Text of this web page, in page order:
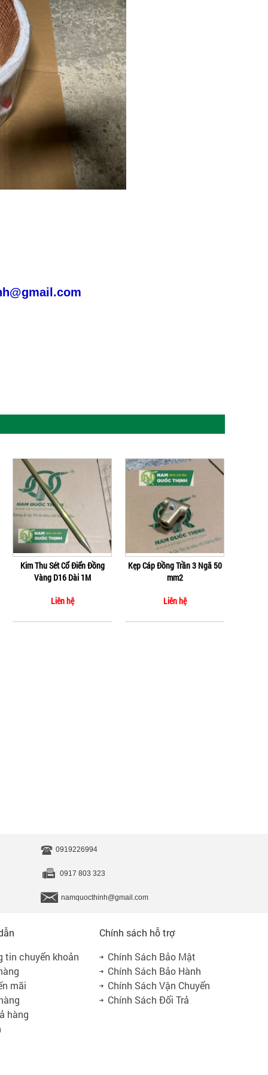
Kim Thu Sét Cổ Điển Đồng
Vàng D16 Dài 1M
Liên hệ
Kẹp Cáp Đồng Trần 3 Ngã 50
mm2
Liên hệ
0919226994
0917 803 323
namquocthinh@gmail.com
tin chuyển khoản
mãi
hàng
Chính sách hỗ trợ
Chính Sách Bảo Mật
Chính Sách Bảo Hành
Chính Sách Vận Chuyển
Chính Sách Đổi Trả